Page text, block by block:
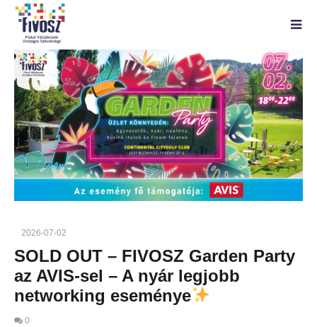
2026-07-02
SOLD OUT – FIVOSZ Garden Party
az AVIS-sel – A nyár legjobb
networking eseménye
0